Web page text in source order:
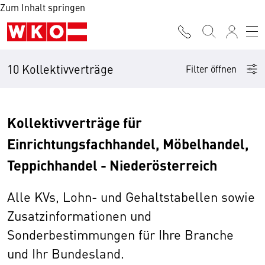
Zum Inhalt springen
10 Kollektivverträge Filter öffnen
Kollektivverträge für
Einrichtungsfachhandel, Möbelhandel,
Teppichhandel - Niederösterreich
Alle KVs, Lohn- und Gehaltstabellen sowie
Zusatzinformationen und
Sonderbestimmungen für Ihre Branche
und Ihr Bundesland.